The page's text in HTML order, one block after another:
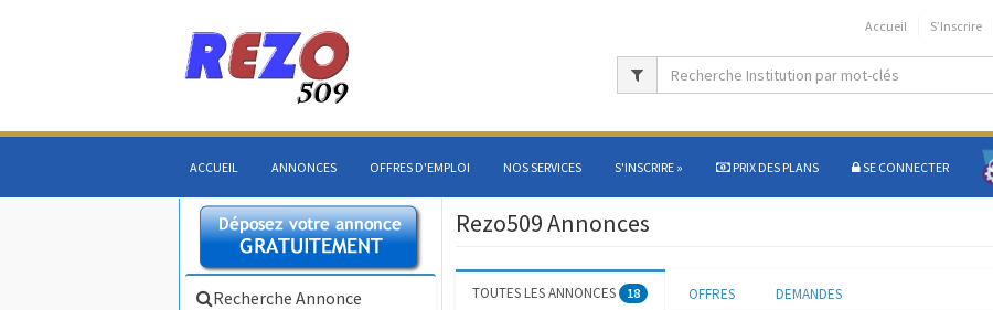
Accueil S’Inscrire
ACCUEIL ANNONCES OFFRES D'EMPLOI NOS SERVICES S'INSCRIRE » PRIX DES PLANS SE CONNECTER
Recherche Annonce
Rezo509 Annonces
TOUTES LES ANNONCES 18 OFFRES DEMANDES